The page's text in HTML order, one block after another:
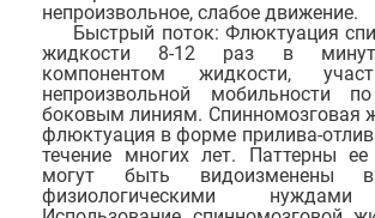
непроизвольное, слабое движение.
Быстрый поток: Флюктуация
жидкости 8-12 раз в
компонентом жидкости,
непроизвольной мобильности
боковым линиям. Спинномозговая
флюктуация в форме прилива-
течение многих лет. Паттерны
могут быть
физиологическими